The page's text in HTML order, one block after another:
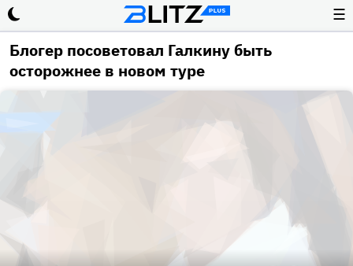
☰
Блогер посоветовал Галкину быть
осторожнее в новом туре